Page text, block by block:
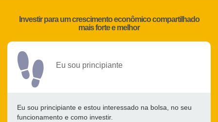
Investir para um crescimento econômico compartilhado
mais forte e melhor
Eu sou principiante
Eu sou principiante e estou interessado na bolsa, no seu
funcionamento e como investir.